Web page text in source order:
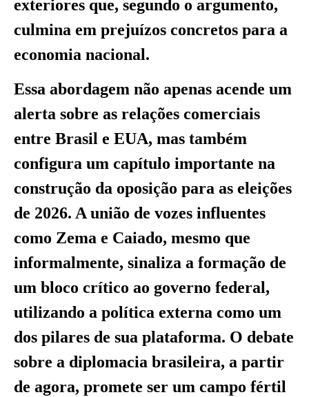
exteriores que, segundo o argumento,
culmina em prejuízos concretos para a
economia nacional.
Essa abordagem não apenas acende um
alerta sobre as relações comerciais
entre Brasil e EUA, mas também
configura um capítulo importante na
construção da oposição para as eleições
de 2026. A união de vozes influentes
como Zema e Caiado, mesmo que
informalmente, sinaliza a formação de
um bloco crítico ao governo federal,
utilizando a política externa como um
dos pilares de sua plataforma. O debate
sobre a diplomacia brasileira, a partir
de agora, promete ser um campo fértil